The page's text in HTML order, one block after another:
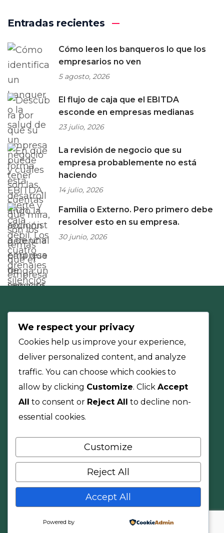
Entradas recientes
Cómo leen los banqueros lo que los
empresarios no ven
5 agosto, 2026
El flujo de caja que el EBITDA
esconde en empresas medianas
23 julio, 2026
La revisión de negocio que su
empresa probablemente no está
haciendo
14 julio, 2026
Familia o Externo. Pero primero debe
resolver esto en su empresa.
30 junio, 2026
Nuestra Compañía
Aumentamos su rentabilidad a través del
mejoramiento del capital de trabajo.
Teléfono: +(57) 311 209 4326 Email:
We respect your privacy
Cookies help us improve your experience,
deliver personalized content, and analyze
traffic. You can choose which cookies to
allow by clicking Customize. Click Accept
All to consent or Reject All to decline non-
essential cookies.
Customize
Reject All
Accept All
Powered by